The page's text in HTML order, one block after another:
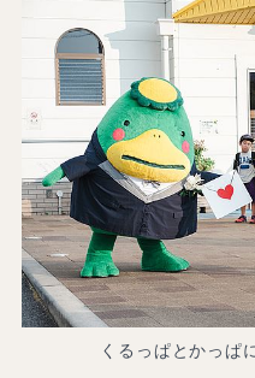
くるっぱとかっぱ